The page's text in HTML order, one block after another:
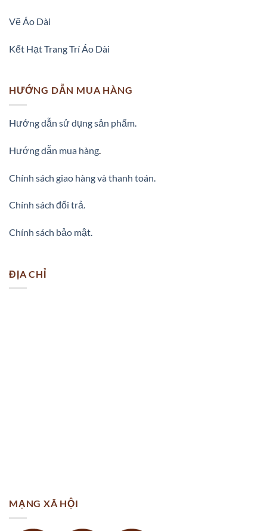
Vẽ Áo Dài
Kết Hạt Trang Trí Áo Dài
HƯỚNG DẪN MUA HÀNG
Hướng dẫn sử dụng sản phẩm.
Hướng dẫn mua hàng
Chính sách giao hàng và thanh toán.
Chính sách đổi trả.
Chính sách bảo mật.
ĐỊA CHỈ
MẠNG XÃ HỘI